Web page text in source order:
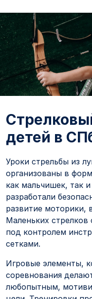
детей в
Уроки стрельбы из
организованы в
как мальчишек, так
разработали
развитие моторики,
Маленьких
под контролем
сетками.
Игровые элементы,
соревнования
любопытным,